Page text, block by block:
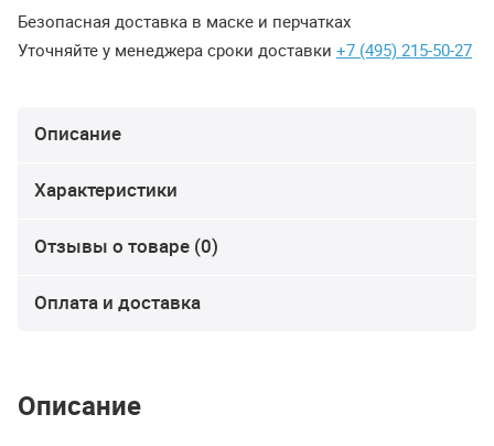
Безопасная доставка в маске и перчатках
Уточняйте у менеджера сроки доставки +7 (495) 215-50-27
Описание
Характеристики
Отзывы о товаре (0)
Оплата и доставка
Описание